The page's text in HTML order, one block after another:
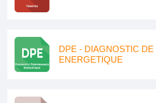
DPE - DIAGNOSTIC
ENERGETIQUE